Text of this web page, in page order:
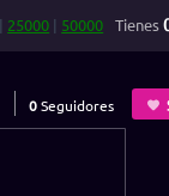
| 25000 | 50000 Tienes
0Seguidores